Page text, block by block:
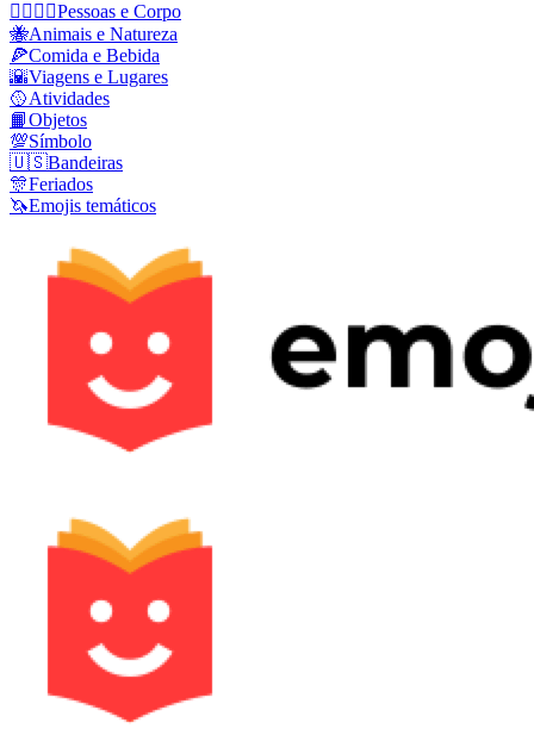
👩‍❤️‍💋‍👨Pessoas e Corpo
🐝Animais e Natureza
🍕Comida e Bebida
🌇Viagens e Lugares
🥎Atividades
📙Objetos
💯Símbolo
🇺🇸Bandeiras
🎊Feriados
🦄Emojis temáticos